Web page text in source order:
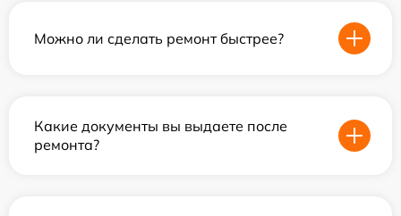
Можно ли сделать ремонт быстрее?
Какие документы вы выдаете после
ремонта?